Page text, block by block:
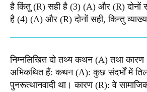
है किंतु (R) सही है (3) (A) और (R) दोनों
है (4) (A) और (R) दोनों सही, किन्तु
निम्नलिखित दो तथ्य कथन (A) तथा
अभिकथित हैं: कथन (A): कुछ संदर्भों में
पुनरूत्थानवादी था। कारण (R): वे